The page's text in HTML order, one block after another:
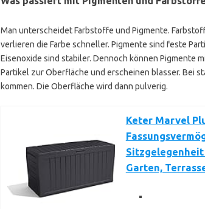
Man unterscheidet Farbstoffe und Pigmente.
verlieren die Farbe schneller. Pigmente sind feste
Eisenoxide sind stabiler. Dennoch können Pigmente
Partikel zur Oberfläche und erscheinen blasser. Bei
kommen. Die Oberfläche wird dann pulverig.
Keter Marvel
Sitzgelegenheit
Garten,